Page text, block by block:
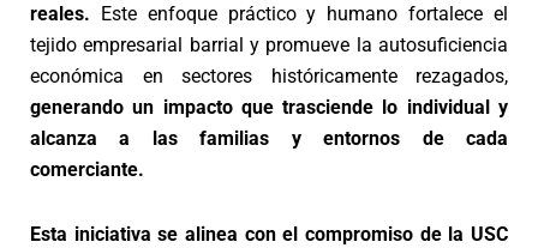
reales. Este enfoque práctico y humano fortalece el
tejido empresarial barrial y promueve la autosuficiencia
económica en sectores históricamente rezagados,
generando un impacto que trasciende lo individual y
alcanza a las familias y entornos de cada
comerciante.
Esta iniciativa se alinea con el compromiso de la USC